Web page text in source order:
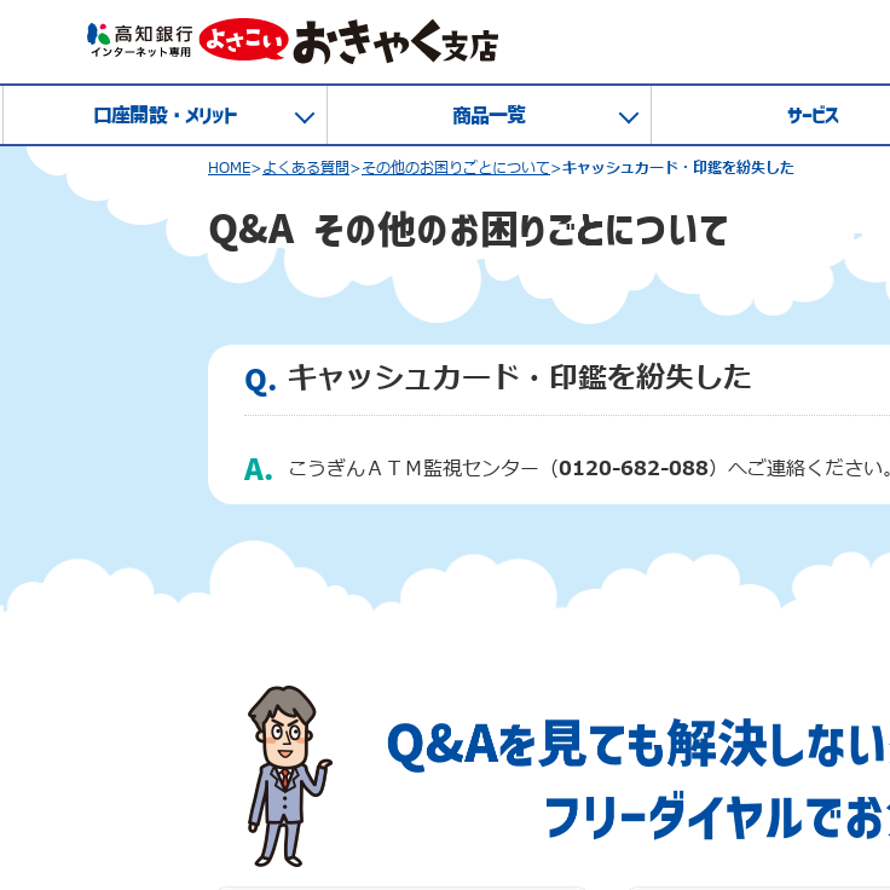
口座開設・メリット 商品一覧 サービス
HOME>よくある質問>その他のお困りごとについて>キャッシュカード・印鑑を紛失した
Q&A その他のお困りごとについて
Q. キャッシュカード・印鑑を紛失した
A. こうぎんＡＴＭ監視センター（0120-682-088）へご連絡ください